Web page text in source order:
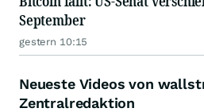
September
gestern 10:15
Neueste Videos von
Zentralredaktion